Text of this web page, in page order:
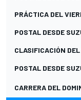
PRÁCTICA DEL
POSTAL DESDE
CLASIFICACIÓN
POSTAL DESDE
CARRERA DEL